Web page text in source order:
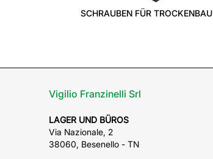
SCHRAUBEN FÜR TROCKENBAU
Vigilio Franzinelli Srl
LAGER UND BÜROS
Via Nazionale, 2
38060, Besenello - TN